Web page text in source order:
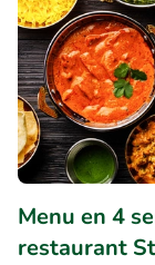
Menu en 4
restaurant